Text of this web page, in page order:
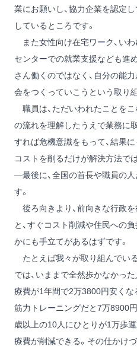
業にお願いし、協力企業を認定
しているところです。
また女性向け在宅ワーク、い
センターでの就業支援なども進
さん働くのではなく、自分の能
会をつくっていこうという取り組
職員は、ただいわれたことを
の流れを理解したうえで業務に
すれば危機意識をもって、結果
コストを削るだけが解決方法で
―最後に、全国の首長や職員の
す。
後ろ向きより、前向きな行政
と、すぐコスト削減や住民への
かにも手立てがあるはずです。
たとえば我々が取り組んでいる
では、いままで全然歩かなかっ
療費が1年間で2万3800円安くな
筋力トレーニングだと7万8900
歳以上の10人にひとりが1万歩
療費が削減できる。その仕かけ